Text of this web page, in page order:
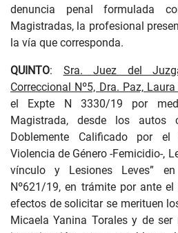
denuncia penal formulada
Magistradas, la profesional
la vía que corresponda.
QUINTO: Sra. Juez del
Correccional Nº5, Dra. Paz,
el Expte N 3330/19 por
Magistrada, desde los autos
Doblemente Calificado por
Violencia de Género -Femicidio-,
vínculo y Lesiones Leves”
Nº621/19, en trámite por ante
efectos de solicitar se merituen
Micaela Yanina Torales y de ser